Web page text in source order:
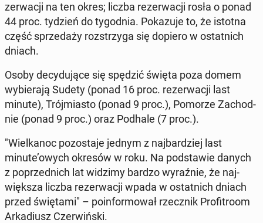
zer­wa­cji na ten okres; liczba re­zer­wa­cji rosła o ponad
44 proc. tydzień do ty­go­dnia. Po­ka­zu­je to, że istotna
część sprze­da­ży roz­strzy­ga się dopiero w ostat­nich
dniach.
Osoby de­cy­du­ją­ce się spędzić święta poza domem
wy­bie­ra­ją Sudety (ponad 16 proc. re­zer­wa­cji last
minute), Trój­mia­sto (ponad 9 proc.), Pomorze Za­chod­
nie (ponad 9 proc.) oraz Podhale (7 proc.).
"Wiel­ka­noc po­zo­sta­je jednym z naj­bar­dziej last
minute’owych okresów w roku. Na pod­sta­wie danych
z po­przed­nich lat widzimy bardzo wy­raź­nie, że naj­
więk­sza liczba re­zer­wa­cji wpada w ostat­nich dniach
przed świę­ta­mi" – po­in­for­mo­wał rzecz­nik Pro­fi­tro­om
Ar­ka­diusz Czer­wiń­ski.